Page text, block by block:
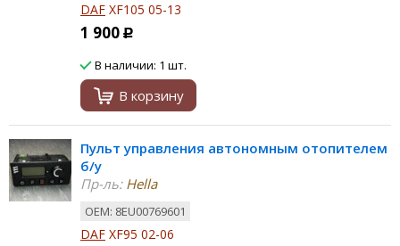
DAF XF105 05-13
1 900 Р
В наличии: 1 шт.
В корзину
Пульт управления автономным отопителем
б/у
Пр-ль:Hella
ОЕМ: 8EU00769601
DAF XF95 02-06